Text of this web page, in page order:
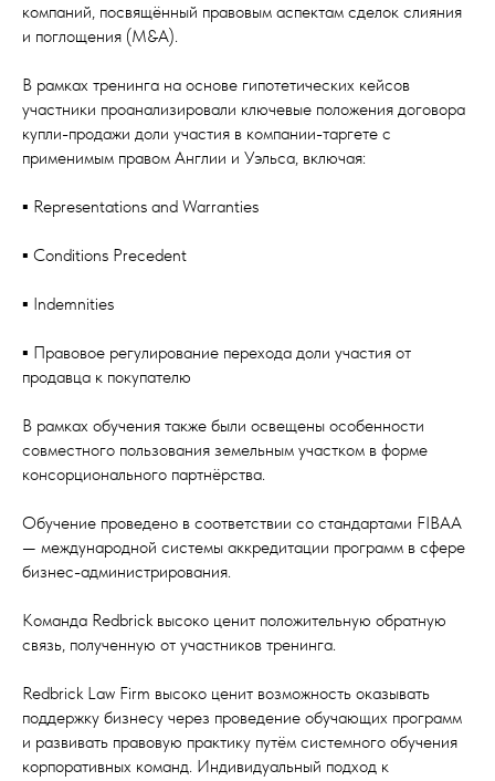
компаний, посвящённый правовым аспектам сделок слияния
и поглощения (M&A).
В рамках тренинга на основе гипотетических кейсов
участники проанализировали ключевые положения договора
купли-продажи доли участия в компании-таргете с
применимым правом Англии и Уэльса, включая:
▪️ Representations and Warranties
▪️ Conditions Precedent
▪️ Indemnities
▪️ Правовое регулирование перехода доли участия от
продавца к покупателю
В рамках обучения также были освещены особенности
совместного пользования земельным участком в форме
консорционального партнёрства.
Обучение проведено в соответствии со стандартами FIBAA
— международной системы аккредитации программ в сфере
бизнес-администрирования.
Команда Redbrick высоко ценит положительную обратную
связь, полученную от участников тренинга.
Redbrick Law Firm высоко ценит возможность оказывать
поддержку бизнесу через проведение обучающих программ
и развивать правовую практику путём системного обучения
корпоративных команд. Индивидуальный подход к